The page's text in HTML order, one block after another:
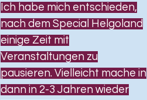
Ich habe mich entschieden,
nach dem Special Helgoland
einige Zeit mit
Veranstaltungen zu
pausieren. Vielleicht mache in
dann in 2-3 Jahren wieder